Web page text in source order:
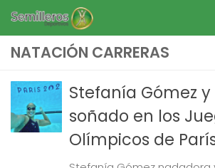
Saltar al contenido
NATACIÓN CARRERAS
Stefanía Gómez
soñado en los
Olímpicos de